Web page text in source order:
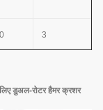
3
डुअल-रोटर हैमर क्रशर